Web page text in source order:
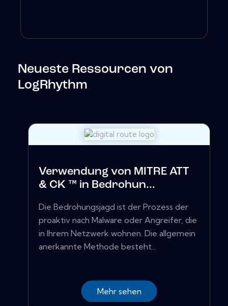
Neueste Ressourcen von
LogRhythm
Verwendung von MITRE ATT
& CK ™ in Bedrohun...
Die Bedrohungsjagd ist der Prozess der
proaktiv nach Malware oder Angreifer, die
in Ihrem Netzwerk wohnen. Die allgemein
anerkannte Methode besteht...
Mehr sehen